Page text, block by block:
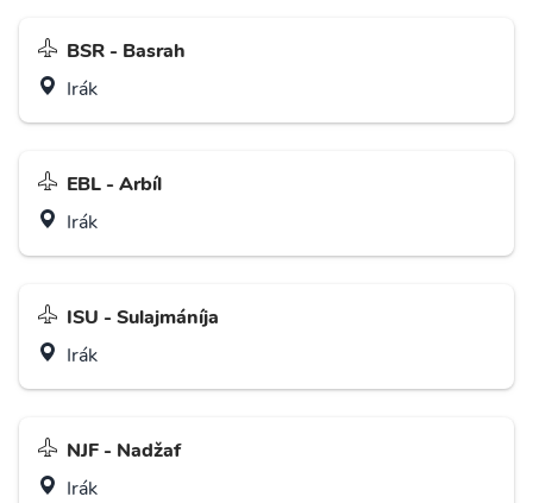
BSR - Basrah
Irák
EBL - Arbíl
Irák
ISU - Sulajmáníja
Irák
NJF - Nadžaf
Irák